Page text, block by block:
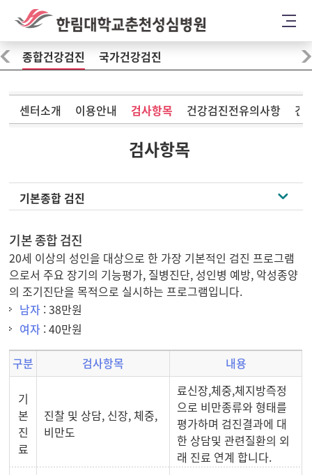
종합건강검진 국가건강검진
센터소개 이용안내 검사항목 건강검진전유의사항 건
검사항목
기본종합 검진
기본 종합 검진
20세 이상의 성인을 대상으로 한 가장 기본적인 검진 프로그램
으로서 주요 장기의 기능평가, 질병진단, 성인병 예방, 악성종양
의 조기진단을 목적으로 실시하는 프로그램입니다.
남자 : 38만원
여자 : 40만원
구분 검사항목 내용
기
본
진
료
진찰 및 상담, 신장, 체중,
비만도
료신장,체중,체지방즉정
으로 비만종류와 형태를
평가하며 검진결과에 대
한 상담및 관련질환의 외
래 진료 연계 합니다.